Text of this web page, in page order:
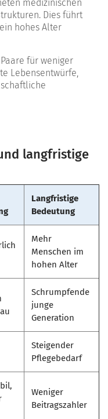
medizinischen
Dies führt
hohes Alter
für weniger
Lebensentwürfe,
langfristige
Langfristige
Bedeutung
Mehr
Menschen im
hohen Alter
Schrumpfende
junge
Generation
Steigender
Pflegebedarf
Weniger
Beitragszahler